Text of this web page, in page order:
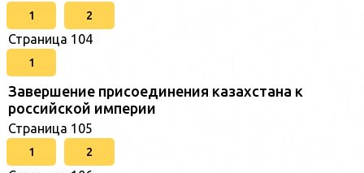
1 2
Страница 104
1
Завершение присоединения казахстана к
российской империи
Страница 105
1 2